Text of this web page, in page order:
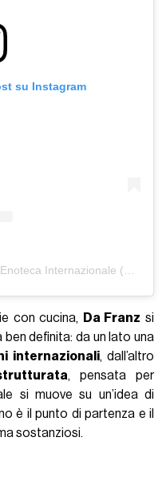
su Instagram
Un post condiviso da Da Franz - Enoteca Internazionale (@dafranz_milano)
con cucina, Da Franz si
definita: da un lato una
internazionali, dall’altro
, pensata per
si muove su un’idea di
è il punto di partenza e il
sostanziosi.